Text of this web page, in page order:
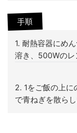
手順
1. 耐熱容器にめ
溶き、500Wのレ
2. 1をご飯の上に
で青ねぎを散ら